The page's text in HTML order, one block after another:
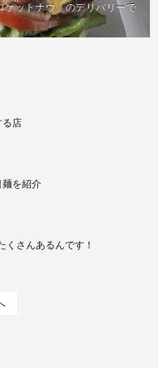
ットナウ」のデリバリーで
る店
麺を紹介
くさんあるんです！